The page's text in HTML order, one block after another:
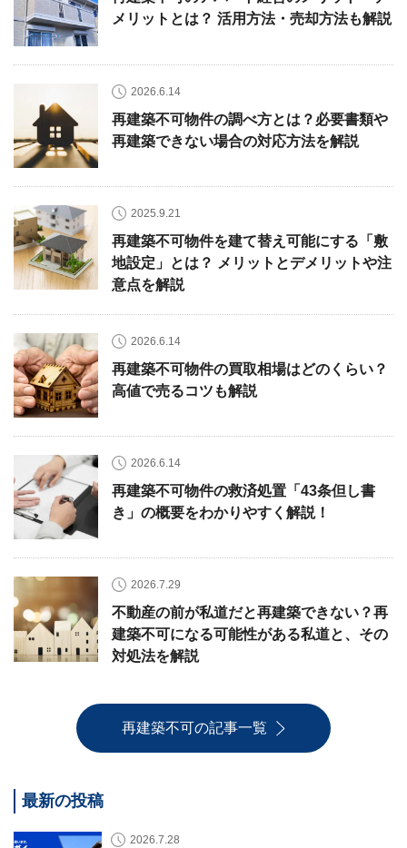
メリットとは？ 活用方法・売却方法も解説
2026.6.14
再建築不可物件の調べ方とは？必要書類や
再建築できない場合の対応方法を解説
2025.9.21
再建築不可物件を建て替え可能にする「敷
地設定」とは？ メリットとデメリットや注
意点を解説
2026.6.14
再建築不可物件の買取相場はどのくらい？
高値で売るコツも解説
2026.6.14
再建築不可物件の救済処置「43条但し書
き」の概要をわかりやすく解説！
2026.7.29
不動産の前が私道だと再建築できない？再
建築不可になる可能性がある私道と、その
対処法を解説
再建築不可の記事一覧
最新の投稿
2026.7.28